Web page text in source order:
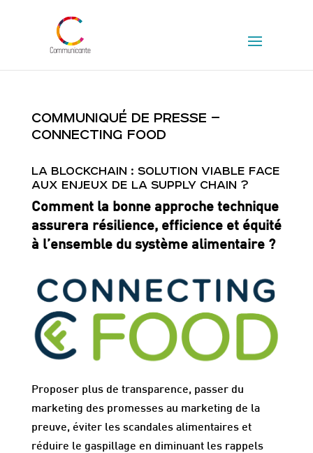
COMMUNIQUÉ DE PRESSE –
CONNECTING FOOD
LA BLOCKCHAIN : SOLUTION VIABLE FACE
AUX ENJEUX DE LA SUPPLY CHAIN ?
Comment la bonne approche technique
assurera résilience, efficience et équité
à l’ensemble du système alimentaire ?
Proposer plus de transparence, passer du
marketing des promesses au marketing de la
preuve, éviter les scandales alimentaires et
réduire le gaspillage en diminuant les rappels